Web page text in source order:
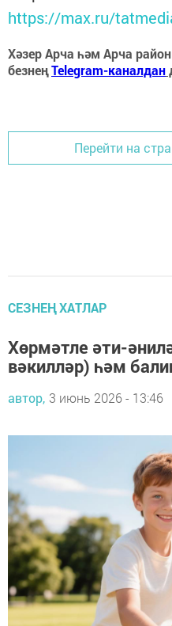
https://max.ru/
Хәзер Арча һәм Арча
безнеңTelegram-каналдан
Перейти на
СЕЗНЕҢ ХАТЛАР
Хөрмәтле әти-
вәкилләр) һәм
автор, 3 июнь 2026 - 13:46